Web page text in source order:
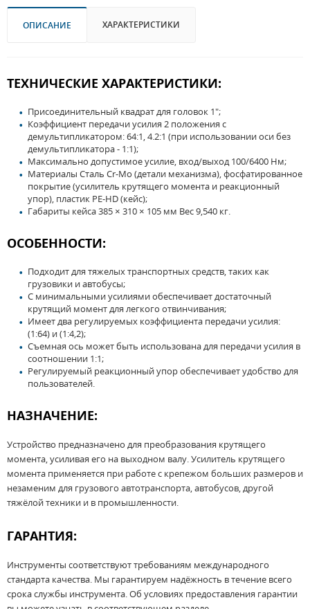
ОПИСАНИЕ ХАРАКТЕРИСТИКИ
ТЕХНИЧЕСКИЕ ХАРАКТЕРИСТИКИ:
Присоединительный квадрат для головок 1";
Коэффициент передачи усилия 2 положения с
демультипликатором: 64:1, 4.2:1 (при использовании оси без
демультипликатора - 1:1);
Максимально допустимое усилие, вход/выход 100/6400 Нм;
Материалы Сталь Cr-Mo (детали механизма), фосфатированное
покрытие (усилитель крутящего момента и реакционный
упор), пластик PE-HD (кейс);
Габариты кейса 385 × 310 × 105 мм Вес 9,540 кг.
ОСОБЕННОСТИ:
Подходит для тяжелых транспортных средств, таких как
грузовики и автобусы;
С минимальными усилиями обеспечивает достаточный
крутящий момент для легкого отвинчивания;
Имеет два регулируемых коэффициента передачи усилия:
(1:64) и (1:4,2);
Съемная ось может быть использована для передачи усилия в
соотношении 1:1;
Регулируемый реакционный упор обеспечивает удобство для
пользователей.
НАЗНАЧЕНИЕ:
Устройство предназначено для преобразования крутящего
момента, усиливая его на выходном валу. Усилитель крутящего
момента применяется при работе с крепежом больших размеров и
незаменим для грузового автотранспорта, автобусов, другой
тяжёлой техники и в промышленности.
ГАРАНТИЯ:
Инструменты соответствуют требованиям международного
стандарта качества. Мы гарантируем надёжность в течение всего
срока службы инструмента. Об условиях предоставления гарантии